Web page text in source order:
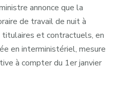
annonce que la
de travail de nuit à
et contractuels, en
en interministériel, mesure
à compter du 1er janvier